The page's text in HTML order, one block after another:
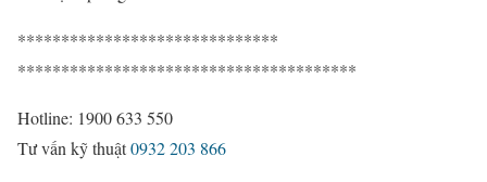
******************************
***************************************
Hotline: 1900 633 550
Tư vấn kỹ thuật0932 203 866